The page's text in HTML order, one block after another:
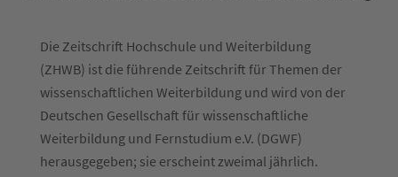
Die Zeitschrift Hochschule und Weiterbildung
(ZHWB) ist die führende Zeitschrift für Themen der
wissenschaftlichen Weiterbildung und wird von der
Deutschen Gesellschaft für wissenschaftliche
Weiterbildung und Fernstudium e.V. (DGWF)
herausgegeben; sie erscheint zweimal jährlich.